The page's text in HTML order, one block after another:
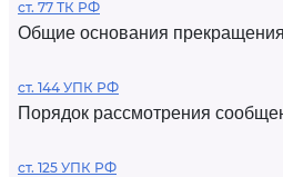
ст. 77 ТК РФ
Общие основания прекращения
ст. 144 УПК РФ
Порядок рассмотрения
ст. 125 УПК РФ